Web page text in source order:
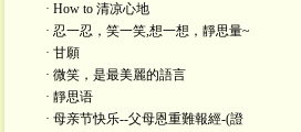
· How to 清凉心地
· 忍一忍，笑一笑,想一想，靜思量~
· 甘願
· 微笑，是最美麗的語言
· 靜思语
· 母亲节快乐--父母恩重難報經-(證